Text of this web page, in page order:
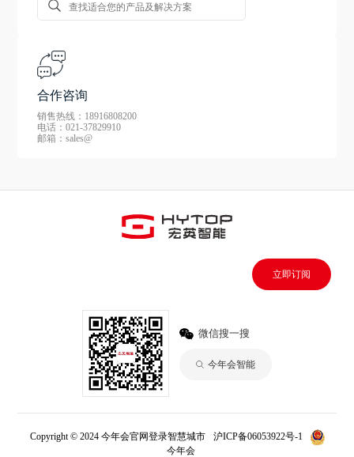
合作咨询
销售热线：18916808200
电话：021-37829910
邮箱：sales@
立即订阅
微信搜一搜
今年会智能
Copyright © 2024 今年会官网登录智慧城市
沪ICP备06053922号-1
今年会